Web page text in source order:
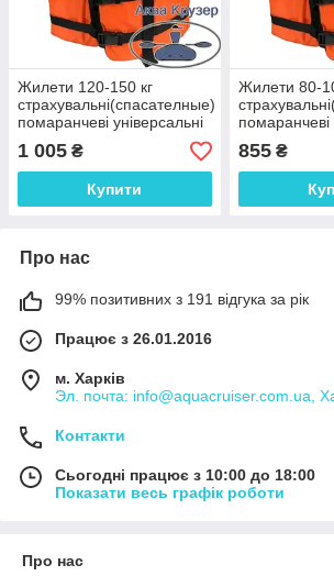
Жилети 120-150 кг
страхувальні(спасателные)
помаранчеві універсальні
1 005 ₴
Купити
Жилети 80-
помаранчеві
855₴
Про нас
99% позитивних з 191 відгука за рік
Працює з 26.01.2016
м. Харків
Эл. почта: info@aquacruiser.com.ua,
Контакти
Сьогодні працює з 10:00 до 18:00
Показати весь графік роботи
Про нас